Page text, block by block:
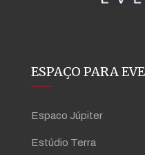
ESPAÇO PARA
Espaco Júpiter
Estúdio Terra